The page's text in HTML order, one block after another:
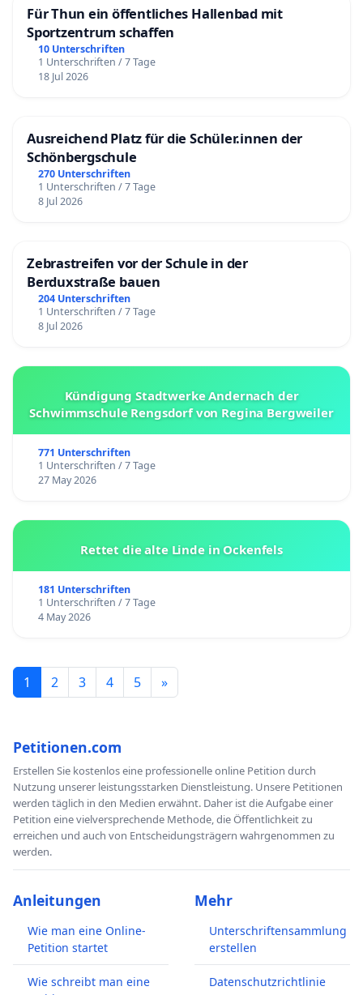
Für Thun ein öffentliches Hallenbad mit
Sportzentrum schaffen
10 Unterschriften
1 Unterschriften / 7 Tage
18 Jul 2026
Ausreichend Platz für die Schüler.innen der
Schönbergschule
270 Unterschriften
1 Unterschriften / 7 Tage
8 Jul 2026
Zebrastreifen vor der Schule in der
Berduxstraße bauen
204 Unterschriften
1 Unterschriften / 7 Tage
8 Jul 2026
Kündigung Stadtwerke Andernach der
Schwimmschule Rengsdorf von Regina Bergweiler
771 Unterschriften
1 Unterschriften / 7 Tage
27 May 2026
Rettet die alte Linde in Ockenfels
181 Unterschriften
1 Unterschriften / 7 Tage
4 May 2026
1 2 3 4 5 »
Petitionen.com
Erstellen Sie kostenlos eine professionelle online Petition durch
Nutzung unserer leistungsstarken Dienstleistung. Unsere Petitionen
werden täglich in den Medien erwähnt. Daher ist die Aufgabe einer
Petition eine vielversprechende Methode, die Öffentlichkeit zu
erreichen und auch von Entscheidungsträgern wahrgenommen zu
werden.
Anleitungen
Wie man eine Online-
Petition startet
Wie schreibt man eine
Mehr
Unterschriftensammlung
erstellen
Datenschutzrichtlinie